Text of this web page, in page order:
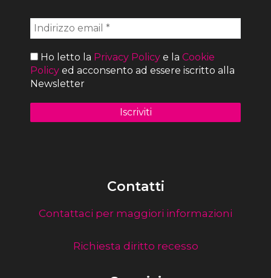
Ho letto la Privacy Policy e la Cookie
Policy ed acconsento ad essere iscritto alla
Newsletter
Contatti
Contattaci per maggiori informazioni
Richiesta diritto recesso